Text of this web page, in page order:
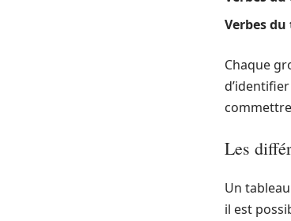
Verbes
Chaque
Les
Un
il est